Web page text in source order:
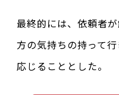
最終的には、依頼者
方の気持ちの持って
応じることとした。